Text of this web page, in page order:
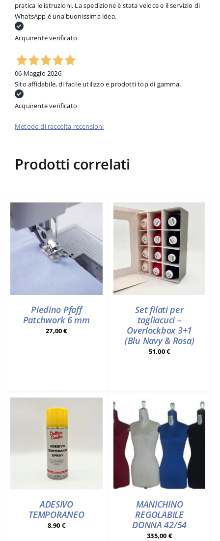
pratica le istruzioni. La spedizione è stata veloce e il servizio di
WhatsApp è una buonissima idea.
Acquirente verificato
06 Maggio 2026
Sito affidabile, di facile utilizzo e prodotti top di gamma.
Acquirente verificato
Metodo di raccolta recensioni
Prodotti correlati
Piedino Pfaff
Patchwork 6 mm
27,00€
Set filati per
tagliacuci –
Overlockbox 3+1
(Blu Navy & Rosa)
51,00€
ADESIVO
TEMPORANEO
8,90 €
MANICHINO
REGOLABILE
DONNA 42/54
335,00 €